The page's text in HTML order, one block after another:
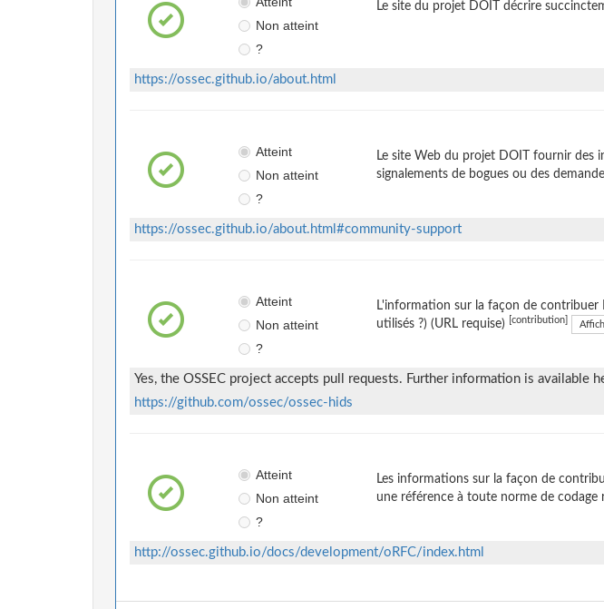
Non atteint
?
Le site du projet DOIT décrire
https://ossec.github.io/about.html
Atteint
Non atteint
?
Le site Web du projet DOIT fournir des
signalements de bogues ou des
https://ossec.github.io/about.html#community-support
Atteint
Non atteint
?
L'information sur la façon de contribuer
utilisés ?) (URL requise)
[contribution]
Yes, the OSSEC project accepts pull requests. Further information is available
https://github.com/ossec/ossec-hids
Atteint
Non atteint
?
Les informations sur la façon de
une référence à toute norme de codage
http://ossec.github.io/docs/development/oRFC/index.html